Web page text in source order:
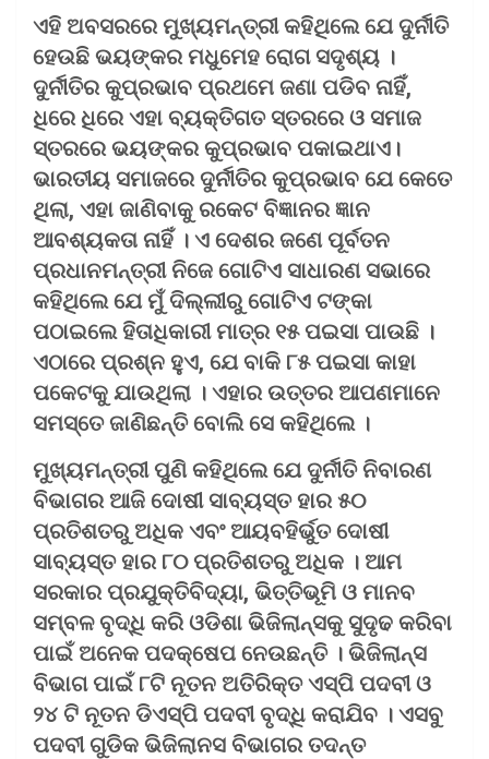
ଏହି ଅବସରରେ ମୁଖ୍ୟମନ୍ତ୍ରୀ କହିଥିଲେ ଯେ ଦୁର୍ନୀତି
ହେଉଛି ଭୟଙ୍କର ମଧୁମେହ ରୋଗ ସଦୃଶ୍ୟ ।
ଦୁର୍ନୀତିର କୁପ୍ରଭାବ ପ୍ରଥମେ ଜଣା ପଡିବ ନାହିଁ,
ଧିରେ ଧିରେ ଏହା ବ୍ୟକ୍ତିଗତ ସ୍ତରରେ ଓ ସମାଜ
ସ୍ତରରେ ଭୟଙ୍କର କୁପ୍ରଭାବ ପକାଇଥାଏ।
ଭାରତୀୟ ସମାଜରେ ଦୁର୍ନୀତିର କୁପ୍ରଭାବ ଯେ କେତେ
ଥିଲା, ଏହା ଜାଣିବାକୁ ରକେଟ ବିଜ୍ଞାନର ଜ୍ଞାନ
ଆବଶ୍ୟକତା ନାହିଁ । ଏ ଦେଶର ଜଣେ ପୂର୍ବତନ
ପ୍ରଧାନମନ୍ତ୍ରୀ ନିଜେ ଗୋଟିଏ ସାଧାରଣ ସଭାରେ
କହିଥିଲେ ଯେ ମୁଁ ଦିଲ୍ଲୀରୁ ଗୋଟିଏ ଟଙ୍କା
ପଠାଇଲେ ହିତାଧିକାରୀ ମାତ୍ର ୧୫ ପଇସା ପାଉଛି ।
ଏଠାରେ ପ୍ରଶ୍ନ ହୁଏ, ଯେ ବାକି ୮୫ ପଇସା କାହା
ପକେଟକୁ ଯାଉଥିଲା । ଏହାର ଉତ୍ତର ଆପଣମାନେ
ସମସ୍ତେ ଜାଣିଛନ୍ତି ବୋଲି ସେ କହିଥିଲେ ।
ମୁଖ୍ୟମନ୍ତ୍ରୀ ପୁଣି କହିଥିଲେ ଯେ ଦୁର୍ନୀତି ନିବାରଣ
ବିଭାଗର ଆଜି ଦୋଷୀ ସାବ୍ୟସ୍ତ ହାର ୫୦
ପ୍ରତିଶତରୁ ଅଧିକ ଏବଂ ଆୟବହିର୍ଭୁତ ଦୋଷୀ
ସାବ୍ୟସ୍ତ ହାର ୮୦ ପ୍ରତିଶତରୁ ଅଧିକ । ଆମ
ସରକାର ପ୍ରଯୁକ୍ତିବିଦ୍ୟା, ଭିତ୍ତିଭୂମି ଓ ମାନବ
ସମ୍ବଳ ବୃଦ୍ଧି କରି ଓଡିଶା ଭିଜିଲାନ୍ସକୁ ସୁଦୃଢ କରିବା
ପାଇଁ ଅନେକ ପଦକ୍ଷେପ ନେଉଛନ୍ତି । ଭିଜିଲାନ୍ସ
ବିଭାଗ ପାଇଁ ୮ଟି ନୂତନ ଅତିରିକ୍ତ ଏସ୍‌ପି ପଦବୀ ଓ
୨୪ ଟି ନୂତନ ଡିଏସ୍‌ପି ପଦବୀ ବୃଦ୍ଧି କରାଯିବ । ଏସବୁ
ପଦବୀ ଗୁଡିକ ଭିଜିଲାନସ ବିଭାଗର ତଦନ୍ତ